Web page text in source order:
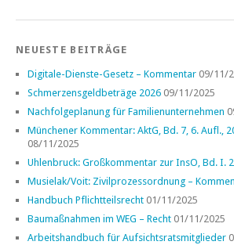
NEUESTE BEITRÄGE
Digitale-Dienste-Gesetz – Kommentar 09/11/
Schmerzensgeldbeträge 2026 09/11/2025
Nachfolgeplanung für Familienunternehmen
Münchener Kommentar: AktG, Bd. 7, 6. Aufl.,
08/11/2025
Uhlenbruck: Großkommentar zur InsO, Bd. I.
Musielak/Voit: Zivilprozessordnung –
Handbuch Pflichtteilsrecht 01/11/2025
Baumaßnahmen im WEG – Recht 01/11/2025
Arbeitshandbuch für Aufsichtsratsmitglieder